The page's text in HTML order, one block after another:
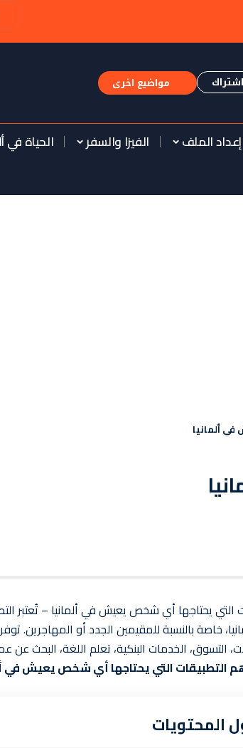
اشتراك مواضيع اخرى
الملف الفيزا والسفر الحياة في
ألمانيا
التي يحتاجها أي شخص يعيش في ألمانيا – تُعتبر
خاصة بالنسبة للمقيمين الجدد أو المهاجرين.
التسوق، الخدمات البنكية، تعلم اللغة، البحث
التطبيقات التي يحتاجها أي شخص يعيش في
المحتويات